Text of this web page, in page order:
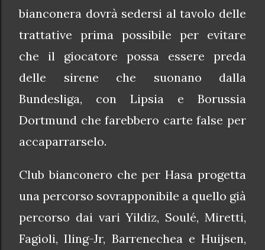
bianconera dovrà sedersi al tavolo delle
trattative prima possibile per evitare
che il giocatore possa essere preda
delle sirene che suonano dalla
Bundesliga, con Lipsia e Borussia
Dortmund che farebbero carte false per
accaparrarselo.
Club bianconero che per Hasa progetta
una percorso sovrapponibile a quello già
percorso dai vari Yildiz, Soulé, Miretti,
Fagioli, Iling-Jr, Barrenechea e Huijsen,